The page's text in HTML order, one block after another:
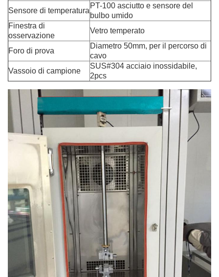
Sensore di temperatura
PT-100 asciutto e sensore del
bulbo umido
Finestra di
osservazione
Vetro temperato
Foro di prova
Diametro 50mm, per il percorso di
cavo
Vassoio di campione
SUS#304 acciaio inossidabile,
2pcs